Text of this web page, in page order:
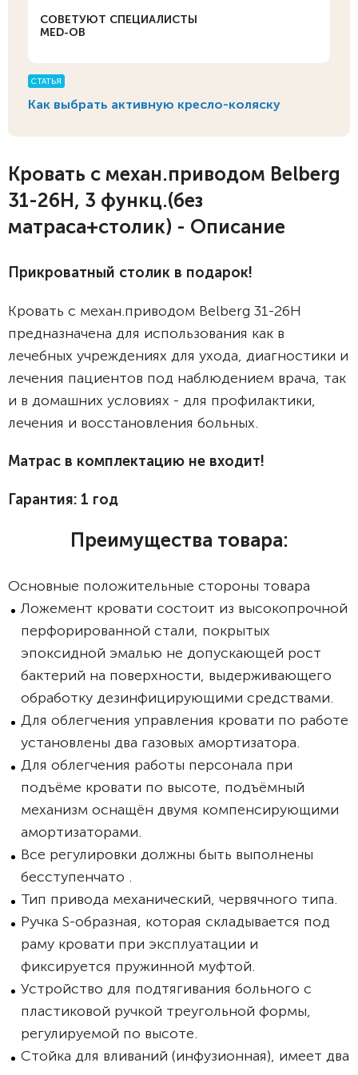
СОВЕТУЮТ СПЕЦИАЛИСТЫ
MED-OB
СТАТЬЯ
Как выбрать активную кресло-коляску
Кровать с механ.приводом Belberg
31-26H, 3 функц.(без
матраса+столик) - Описание
Прикроватный столик в подарок!
Кровать с механ.приводом Belberg 31-26H
предназначена для использования как в
лечебных учреждениях для ухода, диагностики и
лечения пациентов под наблюдением врача, так
и в домашних условиях - для профилактики,
лечения и восстановления больных.
Матрас в комплектацию не входит!
Гарантия: 1 год
Преимущества товара:
Основные положительные стороны товара
Ложемент кровати состоит из высокопрочной
перфорированной стали, покрытых
эпоксидной эмалью не допускающей рост
бактерий на поверхности, выдерживающего
обработку дезинфицирующими средствами.
Для облегчения управления кровати по работе
установлены два газовых амортизатора.
Для облегчения работы персонала при
подъёме кровати по высоте, подъёмный
механизм оснащён двумя компенсирующими
амортизаторами.
Все регулировки должны быть выполнены
бесступенчато .
Тип привода механический, червячного типа.
Ручка S-образная, которая складывается под
раму кровати при эксплуатации и
фиксируется пружинной муфтой.
Устройство для подтягивания больного с
пластиковой ручкой треугольной формы,
регулируемой по высоте.
Стойка для вливаний (инфузионная), имеет два